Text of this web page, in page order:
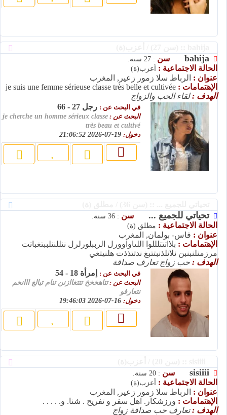
bahija سن : 27 سنة.
الحالة الاجتماعية : أعزب(ة)
عنوان : الرباط سلا زمور زعير, المغرب
الإهتمامات : je suis une femme sérieuse classe très belle et cultivée
الهدف :لقاء الحب والزواج
في البحث عن : رجل 27 - 66
البحث عن : je cherche un homme sérieux classe
très beau et cultivé
دخول:
تحياتي للجميع ... سن : 36 سنة.
الحالة الاجتماعية : مطلق (ة)
عنوان : فاس- بولمان, المغرب
الإهتمامات : بلااتتتلللوا اللىاواوورل الرببلورلرل ننللننلببتغباتت
مرزمنلنبنبن نلانلذنبتتبغ ندتتذذت هلنيتغي
الهدف : حب زواج تعارف صداقة
في البحث عن : إمرأة 18 - 54
البحث عن :تتاهخخخ تتتغاازنن تنام تبالغ ااانخم
نتعارفو
دخول:
sisiiii سن : 20 سنة.
الحالة الاجتماعية : أعزب(ة)
عنوان : الرباط سلا زمور زعير, المغرب
الإهتمامات : ورزشکار. اهل سفر و تفریح . شنا. و. . . . .
الهدف :تعارف حب صداقة زواج